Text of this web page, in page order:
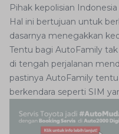
Pihak kepolisian
Hal ini bertujuan untuk
dasarnya menegakkan
Tentu bagi AutoFamily
di tengah perjalanan
pastinya AutoFamily
berkendara seperti SIM